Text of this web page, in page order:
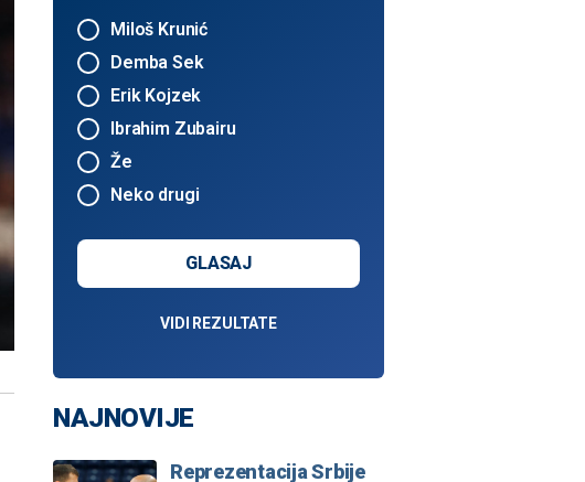
Miloš Krunić
Demba Sek
Erik Kojzek
Ibrahim Zubairu
Že
Neko drugi
GLASAJ
VIDI REZULTATE
NAJNOVIJE
Reprezentacija Srbije